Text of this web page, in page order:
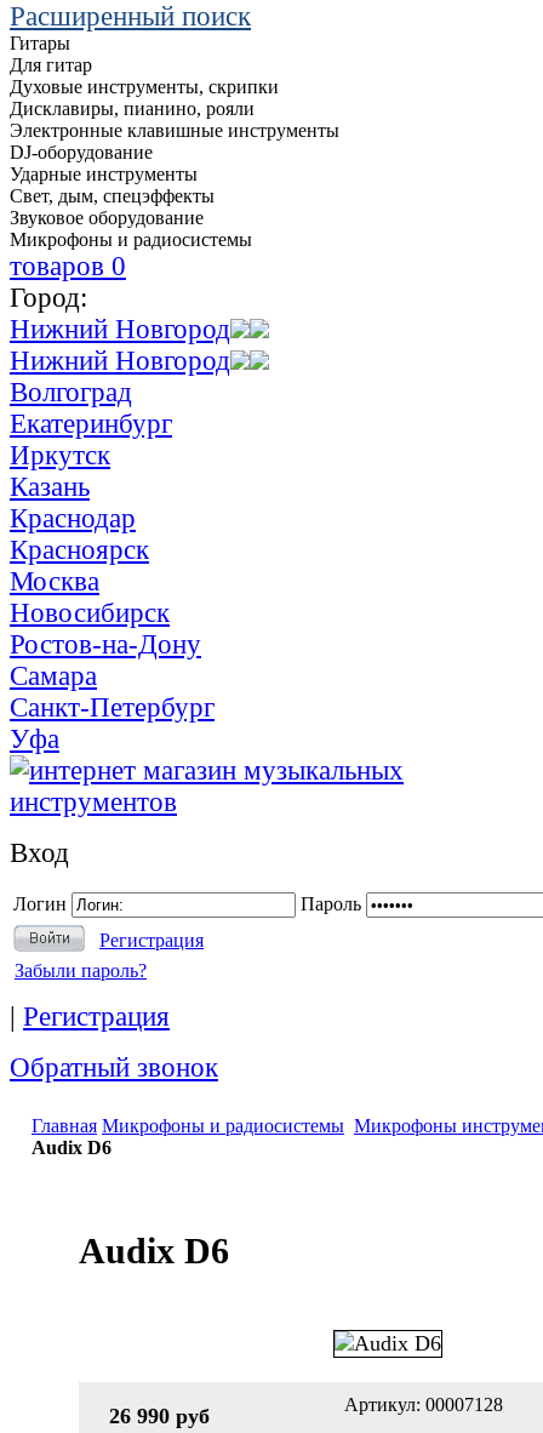
Расширенный поиск
Гитары
Для гитар
Духовые инструменты, скрипки
Дисклавиры, пианино, рояли
Электронные клавишные инструменты
DJ-оборудование
Ударные инструменты
Свет, дым, спецэффекты
Звуковое оборудование
Микрофоны и радиосистемы
товаров 0
Город:
Нижний Новгород
Нижний Новгород
Волгоград
Екатеринбург
Иркутск
Казань
Краснодар
Красноярск
Москва
Новосибирск
Ростов-на-Дону
Самара
Санкт-Петербург
Уфа
Вход
Логин
Пароль
Регистрация
Забыли пароль?
| Регистрация
Обратный звонок
Главная Микрофоны и радиосистемы Микрофоны
Audix D6
Audix D6
26 990 руб Артикул: 00007128